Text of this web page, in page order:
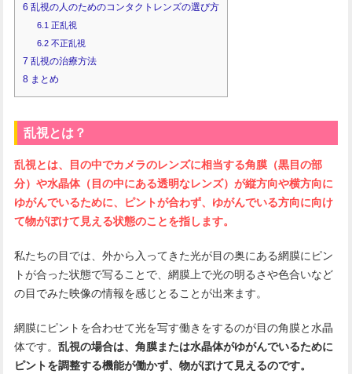
6 乱視の人のためのコンタクトレンズの選び方
6.1 正乱視
6.2 不正乱視
7 乱視の治療方法
8まとめ
乱視とは？
乱視とは、目の中でカメラのレンズに相当する角膜（黒目の部
分）や水晶体（目の中にある透明なレンズ）が縦方向や横方向に
ゆがんでいるために、ピントが合わず、ゆがんでいる方向に向け
て物がぼけて見える状態のことを指します。
私たちの目では、外から入ってきた光が目の奥にある網膜にピン
トが合った状態で写ることで、網膜上で光の明るさや色合いなど
の目でみた映像の情報を感じとることが出来ます。
網膜にピントを合わせて光を写す働きをするのが目の角膜と水晶
体です。 乱視の場合は、角膜または水晶体がゆがんでいるために
ピントを調整する機能が働かず、物がぼけて見えるのです。